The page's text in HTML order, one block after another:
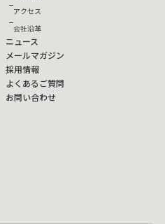
アクセス
会社沿革
ニュース
メールマガジン
採用情報
よくあるご質問
お問い合わせ